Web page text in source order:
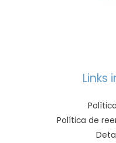
Links
Política de